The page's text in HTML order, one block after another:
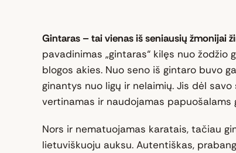
Gintaras – tai vienas iš seniausių žmonijai
pavadinimas „gintaras“ kilęs nuo žodžio
blogos akies. Nuo seno iš gintaro buvo
ginantys nuo ligų ir nelaimių. Jis dėl
vertinamas ir naudojamas papuošalams
Nors ir nematuojamas karatais, tačiau
lietuviškuoju auksu. Autentiškas,